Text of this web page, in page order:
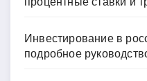
Инвестирование в
подробное